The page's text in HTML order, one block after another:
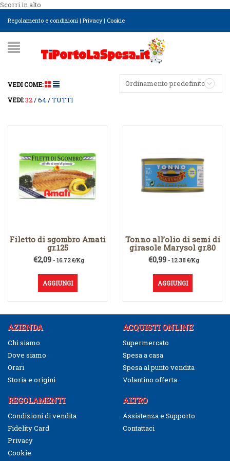
Scorri in alto
Regolamento e condizioni | Privacy| Cookie
Ordinamento predefinito
VEDI COME:
VEDI:32 64 TUTTI
Filetto di sgombro Amati
gr.125
€2,09 - 16.72 €/Kg
AGGIUNGI
Tonno all’olio di semi di
girasole Marysol gr.80
€0,99 - 12.38 €/Kg
AGGIUNGI
AZIENDA
Chi siamo
Dove siamo
Orari
Storia e origini
ACQUISTI ONLINE
Supermercato
Spesa a casa
Spesa al punto vendita
Volantino offerta
REGOLAMENTI
Condizioni di vendita
Fidelity Card
Privacy
Cookie
ALTRO
Assistenza e Supporto
Contattaci